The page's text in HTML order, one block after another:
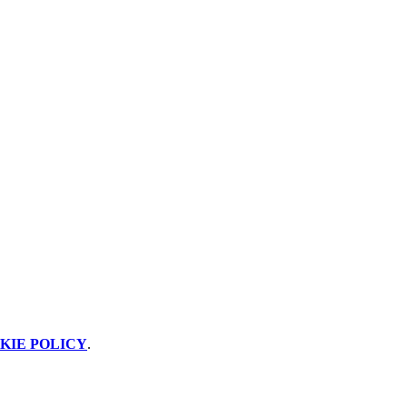
POLICY.